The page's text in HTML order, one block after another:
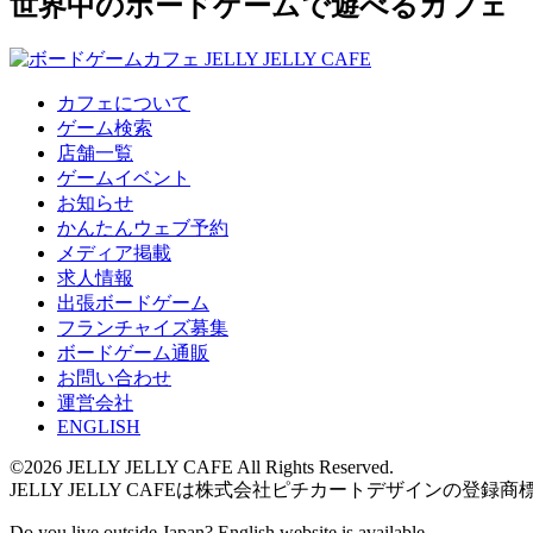
カフェについて
ゲーム検索
店舗一覧
ゲームイベント
お知らせ
かんたんウェブ予約
メディア掲載
求人情報
出張ボードゲーム
フランチャイズ募集
ボードゲーム通販
お問い合わせ
運営会社
ENGLISH
©2026 JELLY JELLY CAFE All Rights Reserved.
JELLY JELLY CAFEは株式会社ピチカートデザインの登録商